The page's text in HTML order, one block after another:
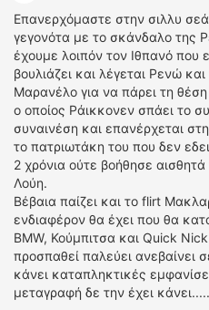
Επανερχόμαστε στην σιλλυ
γεγονότα με το σκάνδαλο της
έχουμε λοιπόν τον Ιθπανό που
βουλιάζει και λέγεται Ρενώ
Μαρανέλο για να πάρει τη
ο οποίος Ράικκονεν σπάει το
συναινέση και επανέρχεται
το πατριωτάκη του που δεν
2 χρόνια ούτε βοήθησε
Λούη.
Βέβαια παίζει και το flirt
ενδιαφέρον θα έχει που θα
BMW, Κούμπιτσα και Quick
προσπαθεί παλεύει ανεβαίνει
κάνει καταπληκτικές
μεταγραφή δε την έχει